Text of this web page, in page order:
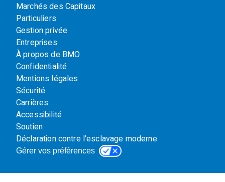
Marchés des Capitaux
Particuliers
Gestion privée
Entreprises
À propos de BMO
Confidentialité
Mentions légales
Sécurité
Carrières
Accessibilité
Soutien
Déclaration contre l’esclavage moderne
Gérer vos préférences